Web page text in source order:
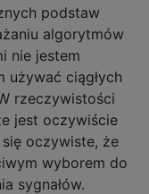
podstaw
algorytmów
nie jestem
używać ciągłych
rzeczywistości
jest oczywiście
oczywiste, że
wyborem do
sygnałów.